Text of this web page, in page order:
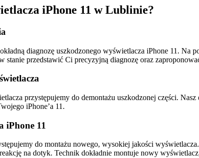
iPhone 11 w Lublinie?
diagnozę uszkodzonego wyświetlacza iPhone 11. Na
przedstawić Ci precyzyjną diagnozę oraz
przystępujemy do demontażu uszkodzonej części.
iPhone’a 11.
iPhone 11
do montażu nowego, wysokiej jakości
na dotyk. Technik dokładnie montuje nowy